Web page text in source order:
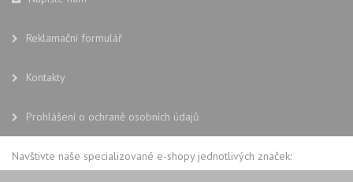
Reklamační formulář
Kontakty
Prohlášení o ochraně osobních údajů
Navštivte naše specializované e-shopy jednotlivých značek: